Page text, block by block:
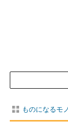
し
ものになるモ